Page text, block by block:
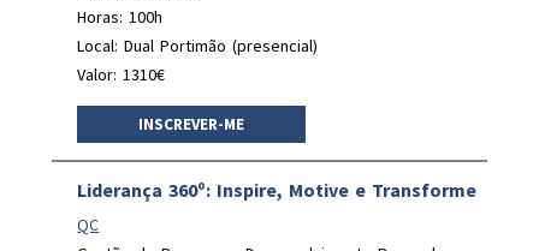
Horas: 100h
Local: Dual Portimão (presencial)
Valor: 1310€
INSCREVER-ME
Liderança 360º: Inspire, Motive e Transforme
QC